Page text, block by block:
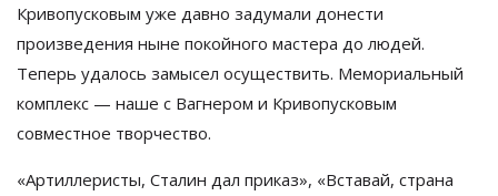
Кривопусковым уже давно задумали донести
произведения ныне покойного мастера до людей.
Теперь удалось замысел осуществить. Мемориальный
комплекс — наше с Вагнером и Кривопусковым
совместное творчество.
«Артиллеристы, Сталин дал приказ», «Вставай, страна